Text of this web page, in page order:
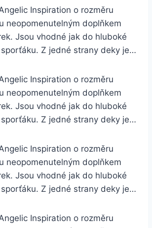
Inspiration o rozměru
neopomenutelným doplňkem
Jsou vhodné jak do hluboké
Z jedné strany deky je…
Inspiration o rozměru
neopomenutelným doplňkem
Jsou vhodné jak do hluboké
Z jedné strany deky je…
Inspiration o rozměru
neopomenutelným doplňkem
Jsou vhodné jak do hluboké
Z jedné strany deky je…
Inspiration o rozměru